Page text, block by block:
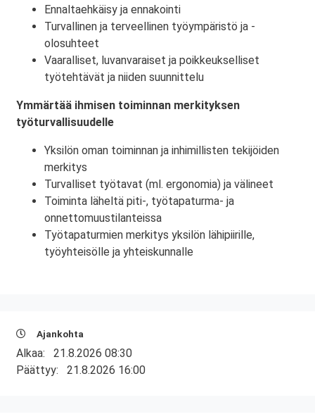
Ennaltaehkäisy ja ennakointi
Turvallinen ja terveellinen työympäristö ja -
olosuhteet
Vaaralliset, luvanvaraiset ja poikkeukselliset
työtehtävät ja niiden suunnittelu
Ymmärtää ihmisen toiminnan merkityksen
työturvallisuudelle
Yksilön oman toiminnan ja inhimillisten tekijöiden
merkitys
Turvalliset työtavat (ml. ergonomia) ja välineet
Toiminta läheltä piti-, työtapaturma- ja
onnettomuustilanteissa
Työtapaturmien merkitys yksilön lähipiirille,
työyhteisölle ja yhteiskunnalle
Ajankohta
Alkaa: 21.8.2026 08:30
Päättyy: 21.8.2026 16:00